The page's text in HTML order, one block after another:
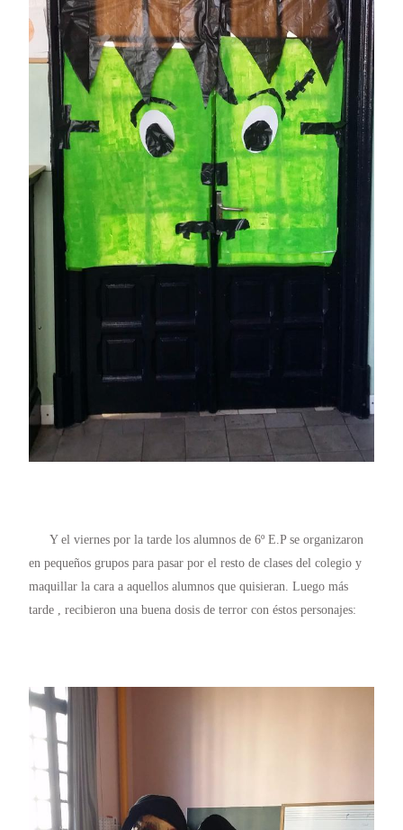
Y el viernes por la tarde los alumnos de 6º E.P se organizaron
en pequeños grupos para pasar por el resto de clases del colegio y
maquillar la cara a aquellos alumnos que quisieran. Luego más
tarde , recibieron una buena dosis de terror con éstos personajes: